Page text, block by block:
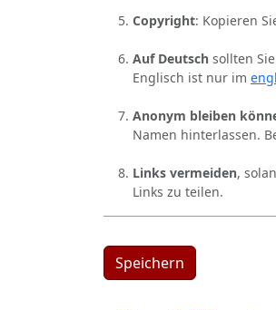
Copyright: Kopieren
Auf Deutsch sollten
Englisch ist nur im
Anonym bleiben
Namen hinterlassen.
Links vermeiden,
Links zu teilen.
Speichern